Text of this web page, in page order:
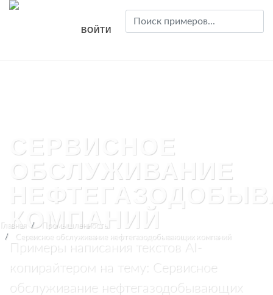
ВОЙТИ
СЕРВИСНОЕ
ОБСЛУЖИВАНИЕ
КОМПАНИЙ
Примеры написания текстов AI-
копирайтером на тему: Сервисное
обслуживание нефтегазодобывающих
Главная
Промышленность
Сервисное обслуживание нефтегазодобывающих компаний